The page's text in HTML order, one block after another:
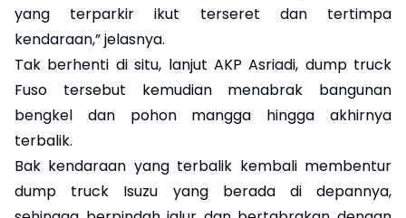
yang terparkir ikut terseret dan tertimpa
kendaraan,” jelasnya.
Tak berhenti di situ, lanjut AKP Asriadi, dump truck
Fuso tersebut kemudian menabrak bangunan
bengkel dan pohon mangga hingga akhirnya
terbalik.
Bak kendaraan yang terbalik kembali membentur
dump truck Isuzu yang berada di depannya,